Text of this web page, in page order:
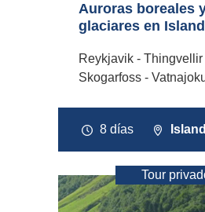
Auroras boreales
glaciares en
Reykjavik -
Skogarfoss -
8 días
Tour